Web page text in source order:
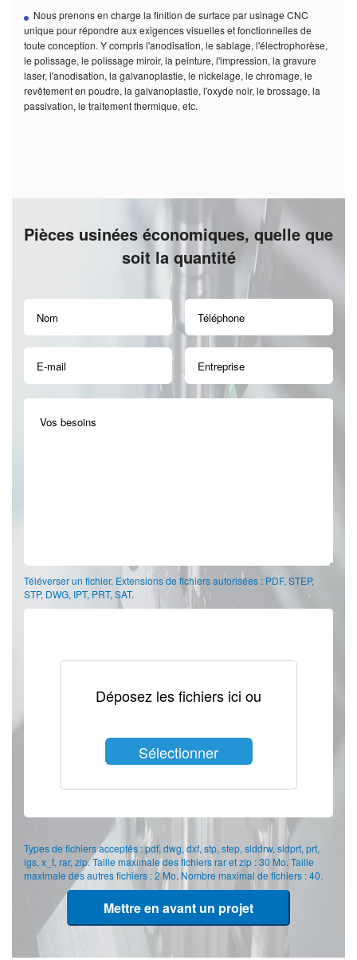
Nous prenons en charge la finition de surface par usinage CNC
unique pour répondre aux exigences visuelles et fonctionnelles de
toute conception. Y compris l'anodisation, le sablage, l'électrophorèse,
le polissage, le polissage miroir, la peinture, l'impression, la gravure
laser, l'anodisation, la galvanoplastie, le nickelage, le chromage, le
revêtement en poudre, la galvanoplastie, l'oxyde noir, le brossage, la
passivation, le traitement thermique, etc.
Pièces usinées économiques, quelle que
soit la quantité
Téléverser un fichier. Extensions de fichiers autorisées : PDF, STEP,
STP, DWG, IPT, PRT, SAT.
Déposez les fichiers ici ou
Sélectionner
Types de fichiers acceptés : pdf, dwg, dxf, stp, step, slddrw, sldprt, prt,
igs, x_t, rar, zip. Taille maximale des fichiers rar et zip : 30 Mo. Taille
maximale des autres fichiers : 2 Mo. Nombre maximal de fichiers : 40.
Mettre en avant un projet